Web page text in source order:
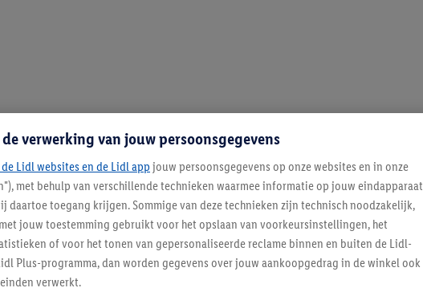
verwerking van jouw persoonsgegevens
Lidl websites en de Lidl app jouw persoonsgegevens op onze websites en in onze
met behulp van verschillende technieken waarmee informatie op jouw eindapparaat
daartoe toegang krijgen. Sommige van deze technieken zijn technisch noodzakelijk,
jouw toestemming gebruikt voor het opslaan van voorkeursinstellingen, het
of voor het tonen van gepersonaliseerde reclame binnen en buiten de Lidl-
Plus-programma, dan worden gegevens over jouw aankoopgedrag in de winkel ook
verwerkt.